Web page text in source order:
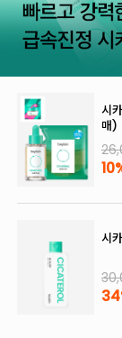
시
매)
시